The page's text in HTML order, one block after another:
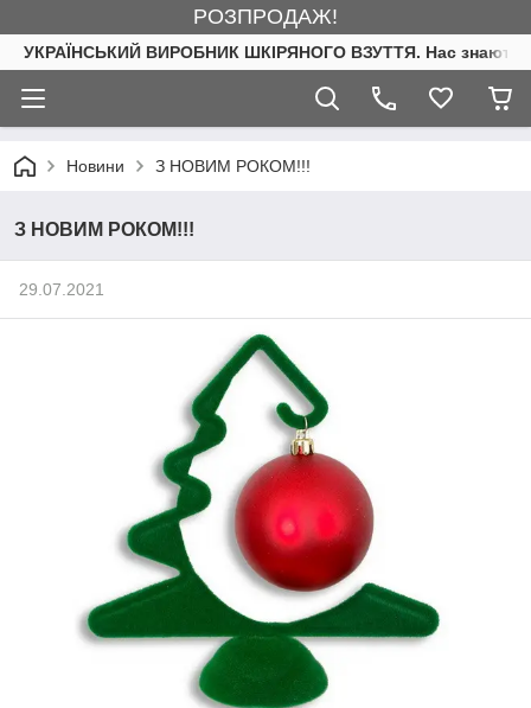
РОЗПРОДАЖ!
УКРАЇНСЬКИЙ ВИРОБНИК ШКІРЯНОГО ВЗУТТЯ. Нас знають.
Новини З НОВИМ РОКОМ!!!
З НОВИМ РОКОМ!!!
29.07.2021